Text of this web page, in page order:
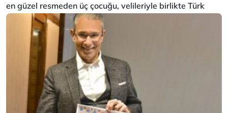
en güzel resmeden üç çocuğu, velileriyle birlikte Türk